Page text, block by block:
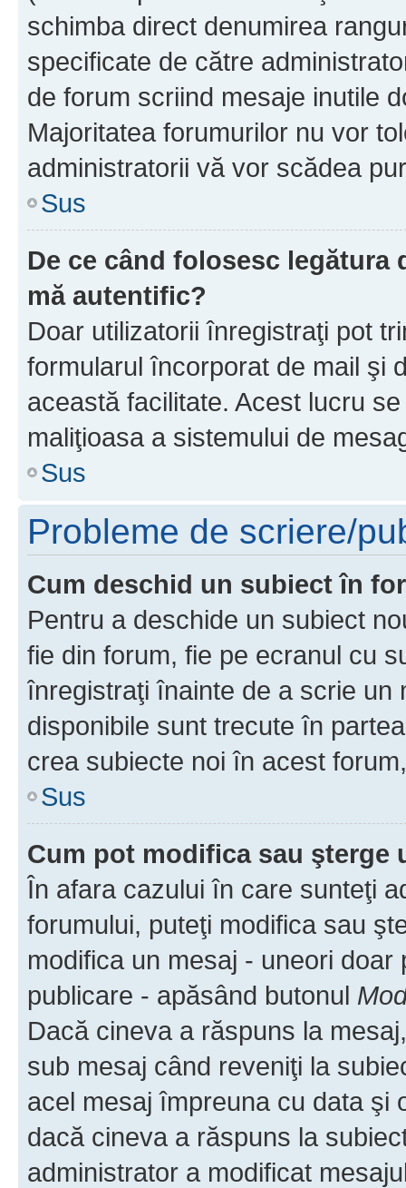
schimba direct denumirea
specificate de către
de forum scriind mesaje inutile
Majoritatea forumurilor nu vor
administratorii vă vor scădea
Sus
De ce când folosesc
mă autentific?
Doar utilizatorii înregistraţi pot
formularul încorporat de mail şi
această facilitate. Acest lucru
maliţioasa a sistemului de
Sus
Probleme de scriere/
Cum deschid un subiect în
Pentru a deschide un subiect
fie din forum, fie pe ecranul cu
înregistraţi înainte de a scrie un
disponibile sunt trecute în
crea subiecte noi în acest
Sus
Cum pot modifica sau şterge
În afara cazului în care sunteţi
forumului, puteţi modifica sau
modifica un mesaj - uneori
publicare - apăsând butonul
Dacă cineva a răspuns la
sub mesaj când reveniţi la
acel mesaj împreuna cu data şi
dacă cineva a răspuns la
administrator a modificat